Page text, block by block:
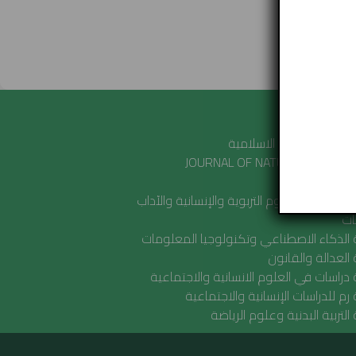
دراسات العلوم الاسلامية
JOURNAL OF NATURAL AND
أبحاث في العلوم التربوية والإنسانية والآداب
الاصطناعي وتكنولوجيا المعلومات
والقانون
في العلوم الانسانية والاجتماعية
للدراسات الإنسانية والاجتماعية
البدنية وعلوم الرياضة